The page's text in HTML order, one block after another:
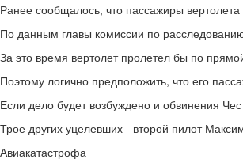
Ранее сообщалось, что пассажиры
По данным главы комиссии по
За это время вертолет пролетел бы по
Поэтому логично предположить, что его
Если дело будет возбуждено и обвинения
Трое других уцелевших - второй пилот
Авиакатастрофа